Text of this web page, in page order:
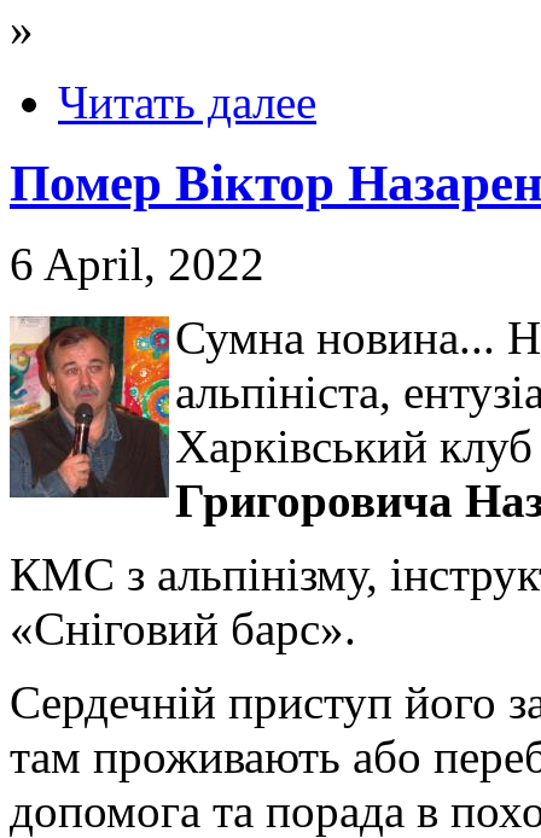
»
Читать далее
Помер Віктор
6 April, 2022
Сумна новина...
альпініста,
Харківський клуб
Григоровича
КМС з альпінізму,
«Сніговий барс».
Сердечній приступ його
там проживають або
допомога та порада в